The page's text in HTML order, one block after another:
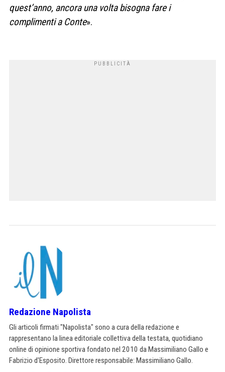
quest’anno, ancora una volta bisogna fare i
complimenti a Conte».
Redazione Napolista
Gli articoli firmati "Napolista" sono a cura della redazione e
rappresentano la linea editoriale collettiva della testata, quotidiano
online di opinione sportiva fondato nel 2010 da Massimiliano Gallo e
Fabrizio d'Esposito. Direttore responsabile: Massimiliano Gallo.